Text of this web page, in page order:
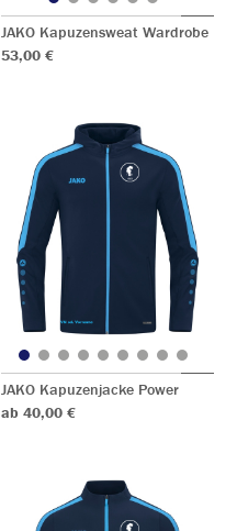
JAKO Kapuzensweat Wardrobe
53,00 €
JAKO Kapuzenjacke Power
ab 40,00 €